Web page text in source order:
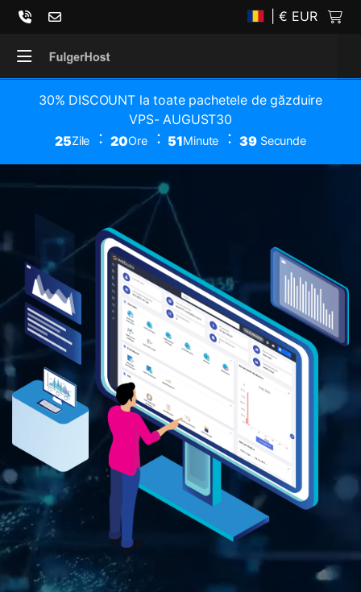
| € EUR
30% DISCOUNT la toate pachetele de găzduire
VPS- AUGUST30
25Zile 20Ore 51Minute 39 Secunde